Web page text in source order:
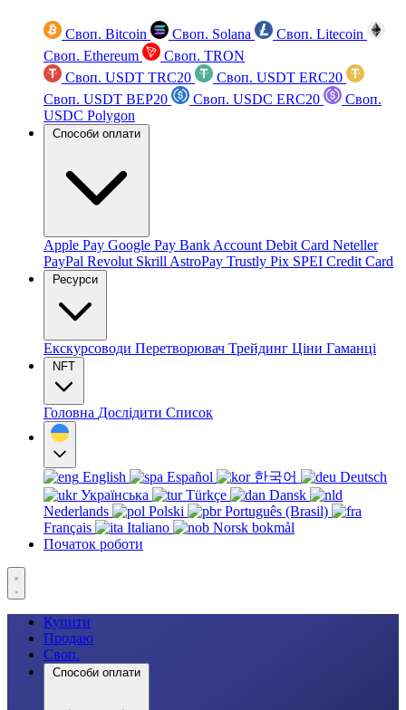
Своп. Bitcoin Своп. Solana
Своп. Litecoin
Своп. Ethereum
Своп. TRON
Своп. USDT TRC20
Своп. USDT ERC20
Своп. USDT BEP20
Своп. USDC ERC20
Своп.
USDC Polygon
Способи оплати
Apple Pay Google Pay Bank Account Debit Card Neteller
PayPal Revolut Skrill AstroPay Trustly Pix SPEI Credit Card
Ресурси
Екскурсоводи Перетворювач Трейдинг Ціни Гаманці
NFT
Головна Дослідити Список
English Español 한국어
Deutsch
Українська
Türkçe
Dansk
Nederlands
Polski
Português (Brasil)
Français
Italiano
Norsk bokmål
Початок роботи
Купити
Продаю
Своп.
Способи оплати